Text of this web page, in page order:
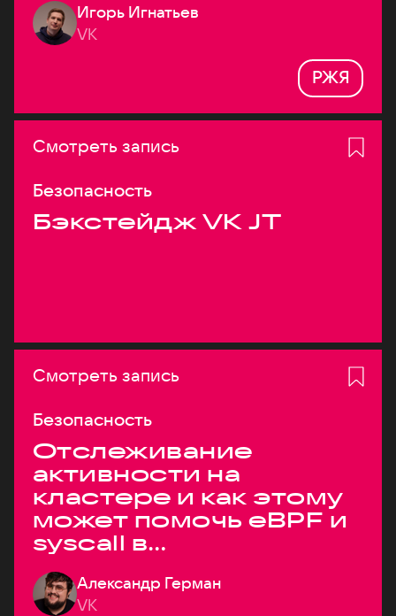
Игорь Игнатьев
VK
РЖЯ
Смотреть запись
Безопасность
Бэкстейдж VK JT
Смотреть запись
Безопасность
Отслеживание
активности на
кластере и как этому
может помочь eBPF и
syscall в
высоконагруженных
системах
Александр Герман
VK